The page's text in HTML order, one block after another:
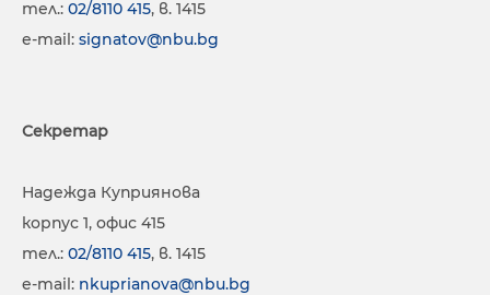
тел.: 02/8110 415, в. 1415
е-mail: signatov@nbu.bg
Секретар
Надежда Куприянова
корпус 1, офис 415
тел.: 02/8110 415, в. 1415
e-mail: nkuprianova@nbu.bg